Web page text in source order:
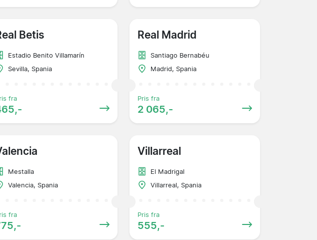
Betis
Estadio Benito Villamarín
Sevilla, Spania
fra
Real Madrid
Santiago Bernabéu
Madrid, Spania
Pris fra
2 065,-
Mestalla
Valencia, Spania
fra
Villarreal
El Madrigal
Villarreal, Spania
Pris fra
555,-